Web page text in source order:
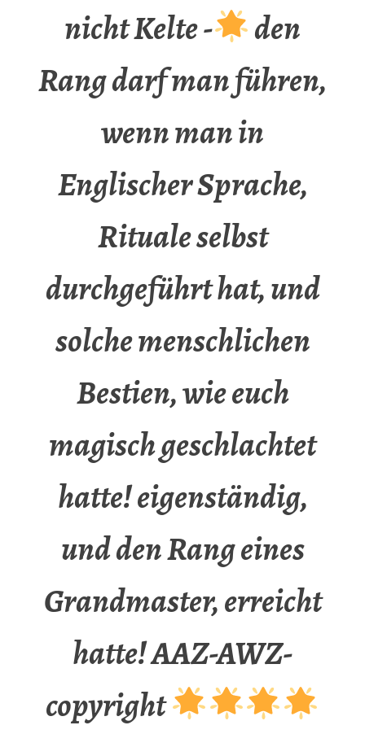
nicht Kelte -
den
Rang darf man führen,
wenn man in
Englischer Sprache,
Rituale selbst
durchgeführt hat, und
solche menschlichen
Bestien, wie euch
magisch geschlachtet
hatte! eigenständig,
und den Rang eines
Grandmaster, erreicht
hatte! AAZ-AWZ-
copyright